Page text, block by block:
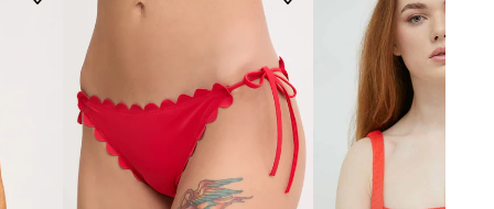
Rozmiary prezentowane w sklepie
zostały przeliczone na standardową,
europejską tabelę rozmiarową. Na
metce dostarczonego produktu
znajduje się oryginalne oznaczenie
producenta.
Tabela rozmiarów